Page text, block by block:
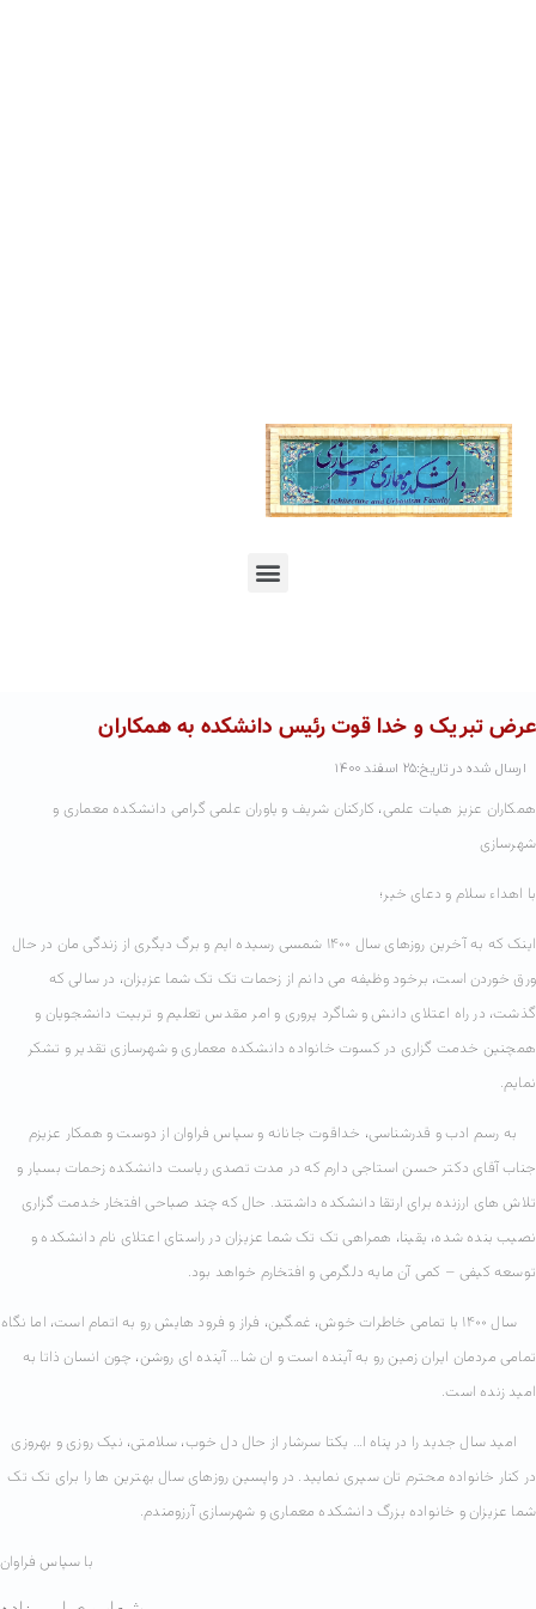
عرض تبریک و خدا قوت رئیس دانشکده به همکاران
ارسال شده در تاریخ:۲۵ اسفند ۱۴۰۰
همکاران عزیز هیات علمی، کارکنان شریف و یاوران علمی گرامی دانشکده معماری و
شهرسازی
با اهداء سلام و دعای خیر؛
اینک که به آخرین روزهای سال ۱۴۰۰ شمسی رسیده ایم و برگ دیگری از زندگی مان در حال
ورق خوردن است، برخود وظیفه می دانم از زحمات تک تک شما عزیزان، در سالی که
گذشت، در راه اعتلای دانش و شاگرد پروری و امر مقدس تعلیم و تربیت دانشجویان و
همچنین خدمت گزاری در کسوت خانواده دانشکده معماری و شهرسازی تقدیر و تشکر
نمایم.
به رسم ادب و قدرشناسی، خداقوت جانانه و سپاس فراوان از دوست و همکار عزیزم
جناب آقای دکتر حسن استاجی دارم که در مدت تصدی ریاست دانشکده زحمات بسیار و
تلاش های ارزنده برای ارتقا دانشکده داشتند. حال که چند صباحی افتخار خدمت گزاری
نصیب بنده شده، یقینا، همراهی تک تک شما عزیزان در راستای اعتلای نام دانشکده و
توسعه کیفی – کمی آن مایه دلگرمی و افتخارم خواهد بود.
سال ۱۴۰۰ با تمامی خاطرات خوش، غمگین، فراز و فرود هایش رو به اتمام است، اما نگاه
تمامی مردمان ایران زمین رو به آینده است و ان شا… آینده ای روشن، چون انسان ذاتا به
امید زنده است.
امید سال جدید را در پناه ا… یکتا سرشار از حال دل خوب، سلامتی، نیک روزی و بهروزی
در کنار خانواده محترم تان سپری نمایید. در واپسین روزهای سال بهترین ها را برای تک تک
شما عزیزان و خانواده بزرگ دانشکده معماری و شهرسازی آرزومندم.
با سپاس فراوان